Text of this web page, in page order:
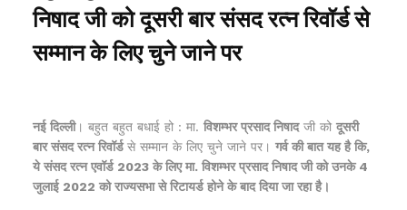
निषाद जी को दूसरी बार संसद रत्न रिवॉर्ड से
सम्मान के लिए चुने जाने पर
नई दिल्ली। बहुत बहुत बधाई हो : मा. विशम्भर प्रसाद निषादजी को दूसरी
बार संसद रत्न रिवॉर्डसे सम्मान के लिए चुने जाने पर। गर्व की बात यह है कि,
ये संसद रत्न एवॉर्ड 2023 के लिए मा. विशम्भर प्रसाद निषाद जी को उनके 4
जुलाई 2022 को राज्यसभा से रिटायर्ड होने के बाद दिया जा रहा है।